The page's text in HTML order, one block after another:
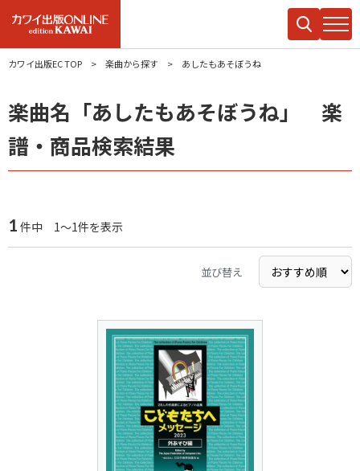
カワイ出版EC TOP 楽曲から探す あしたもあそぼうね
楽曲名「あしたもあそぼうね」 楽
譜・商品検索結果
1 件中 1～1件を表示
並び替え